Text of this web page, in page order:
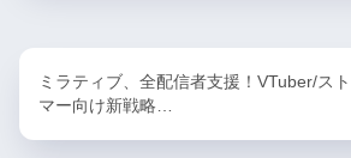
ミラティブ、全配信者支援！VTuber/ス
マー向け新戦略…